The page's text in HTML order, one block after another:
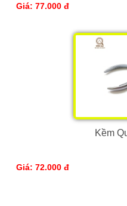
Giá: 77.000 đ
Kềm
Giá: 72.000 đ